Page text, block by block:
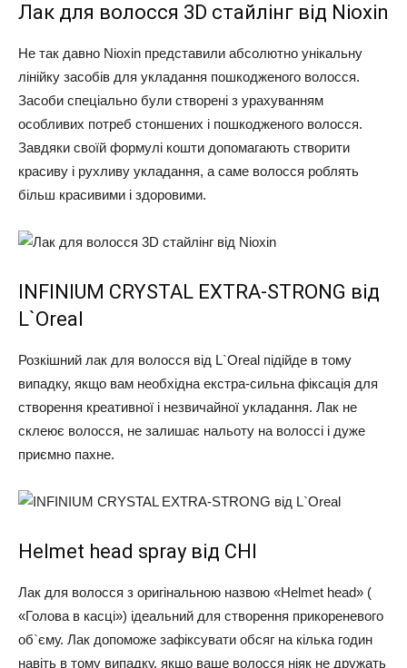
Лак для волосся 3D стайлінг від Nioxin
Не так давно Nioxin представили абсолютно унікальну
лінійку засобів для укладання пошкодженого волосся.
Засоби спеціально були створені з урахуванням
особливих потреб стоншених і пошкодженого волосся.
Завдяки своїй формулі кошти допомагають створити
красиву і рухливу укладання, а саме волосся роблять
більш красивими і здоровими.
INFINIUM CRYSTAL EXTRA-STRONG від
L`Oreal
Розкішний лак для волосся від L`Oreal підійде в тому
випадку, якщо вам необхідна екстра-сильна фіксація для
створення креативної і незвичайної укладання. Лак не
склеює волосся, не залишає нальоту на волоссі і дуже
приємно пахне.
Helmet head spray від CHI
Лак для волосся з оригінальною назвою «Helmet head» (
«Голова в касці») ідеальний для створення прикореневого
об`єму. Лак допоможе зафіксувати обсяг на кілька годин
навіть в тому випадку, якщо ваше волосся ніяк не дружать